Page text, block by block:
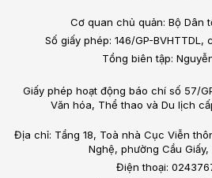
Cơ quan chủ quản: Bộ Dân
Số giấy phép: 146/GP-BVHTTDL,
Tổng biên tập:
Giấy phép hoạt động báo chí số 57/
Văn hóa, Thể thao và Du lịch
Địa chỉ: Tầng 18, Toà nhà Cục Viễn
Nghệ, phường Cầu Giấy,
Điện thoại: